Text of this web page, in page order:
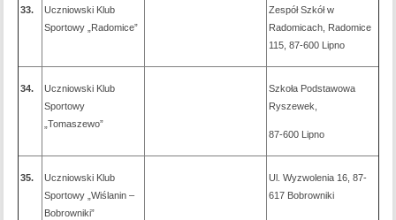
33.
Uczniowski Klub
Sportowy „Radomice”
Zespół Szkół w
Radomicach, Radomice
115, 87-600 Lipno
34.
Uczniowski Klub
Sportowy
„Tomaszewo”
Szkoła Podstawowa
Ryszewek,
87-600 Lipno
35.
Uczniowski Klub
Sportowy „Wiślanin –
Bobrowniki”
Ul. Wyzwolenia 16, 87-
617 Bobrowniki